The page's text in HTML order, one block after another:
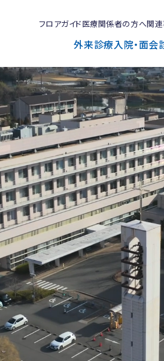
フロアガイド医療関係者の方へ関
外来診療入院・面会